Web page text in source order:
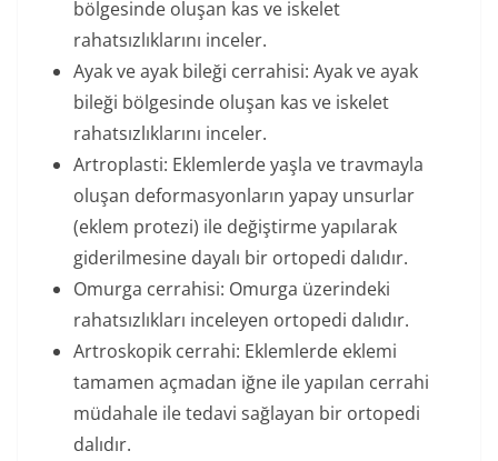
bölgesinde oluşan kas ve iskelet
rahatsızlıklarını inceler.
Ayak ve ayak bileği cerrahisi: Ayak ve ayak
bileği bölgesinde oluşan kas ve iskelet
rahatsızlıklarını inceler.
Artroplasti: Eklemlerde yaşla ve travmayla
oluşan deformasyonların yapay unsurlar
(eklem protezi) ile değiştirme yapılarak
giderilmesine dayalı bir ortopedi dalıdır.
Omurga cerrahisi: Omurga üzerindeki
rahatsızlıkları inceleyen ortopedi dalıdır.
Artroskopik cerrahi: Eklemlerde eklemi
tamamen açmadan iğne ile yapılan cerrahi
müdahale ile tedavi sağlayan bir ortopedi
dalıdır.